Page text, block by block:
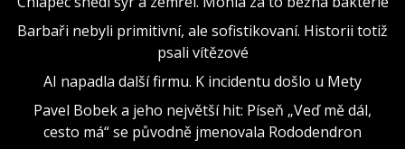
Barbaři nebyli primitivní, ale sofistikovaní. Historii totiž
psali vítězové
AI napadla další firmu. K incidentu došlo u Mety
Pavel Bobek a jeho největší hit: Píseň „Veď mě dál,
cesto má“ se původně jmenovala Rododendron